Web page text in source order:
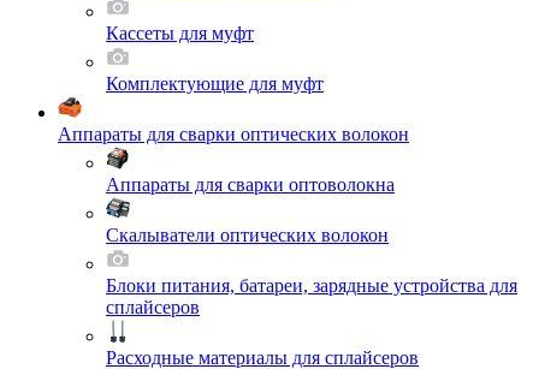
Кассеты для муфт
Комплектующие для муфт
Аппараты для сварки оптических волокон
Аппараты для сварки оптоволокна
Скалыватели оптических волокон
Блоки питания, батареи, зарядные устройства для
сплайсеров
Расходные материалы для сплайсеров